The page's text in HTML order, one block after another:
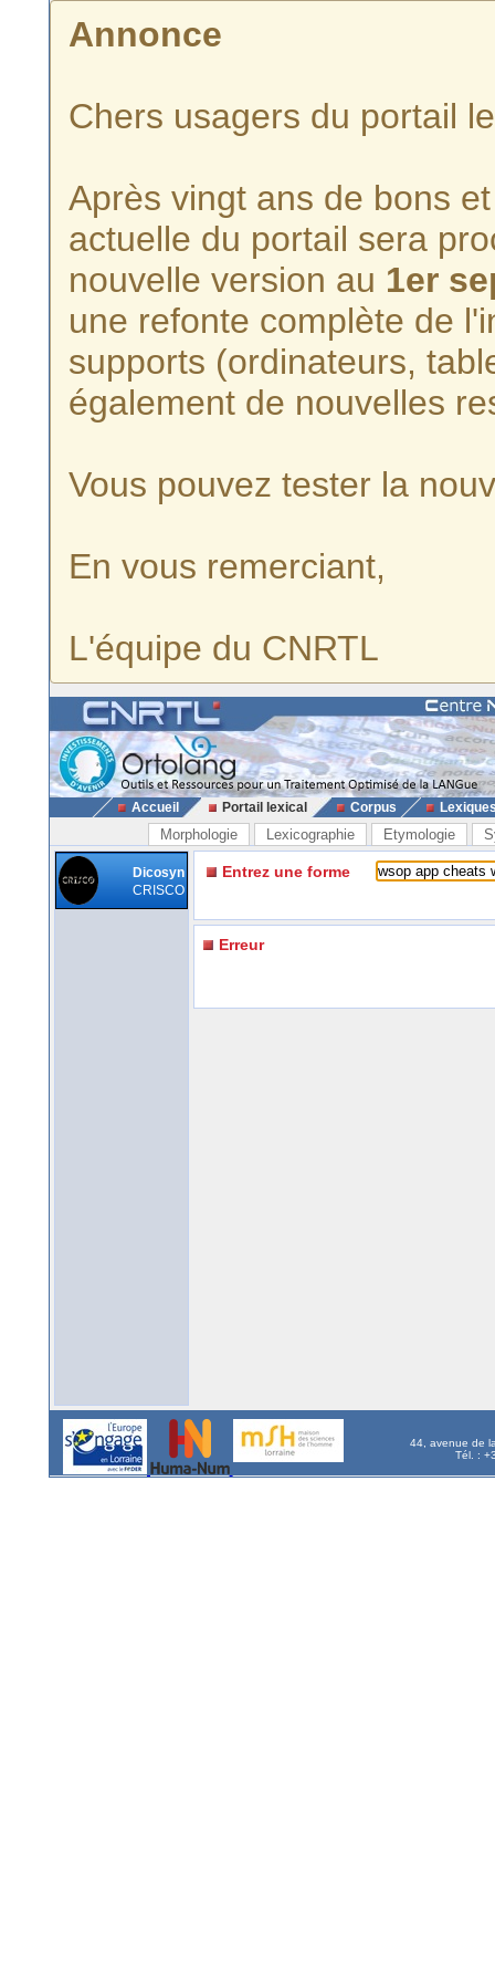
Annonce
Chers usagers du portail
Après vingt ans de bons
actuelle du portail sera
nouvelle version au 1er
une refonte complète de
supports (ordinateurs,
également de nouvelles
Vous pouvez tester la
En vous remerciant,
L'équipe du CNRTL
Accueil Portail lexical Corpus
Morphologie Lexicographie Etymologie
Dicosyn
CRISCO
Entrez une forme
Erreur
44, avenue de
Tél. :